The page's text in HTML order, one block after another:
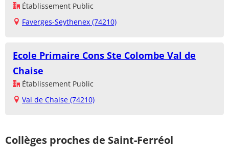
Établissement Public
Faverges-Seythenex (74210)
Ecole Primaire Cons Ste Colombe Val de
Chaise
Établissement Public
Val de Chaise (74210)
Collèges proches de Saint-Ferréol